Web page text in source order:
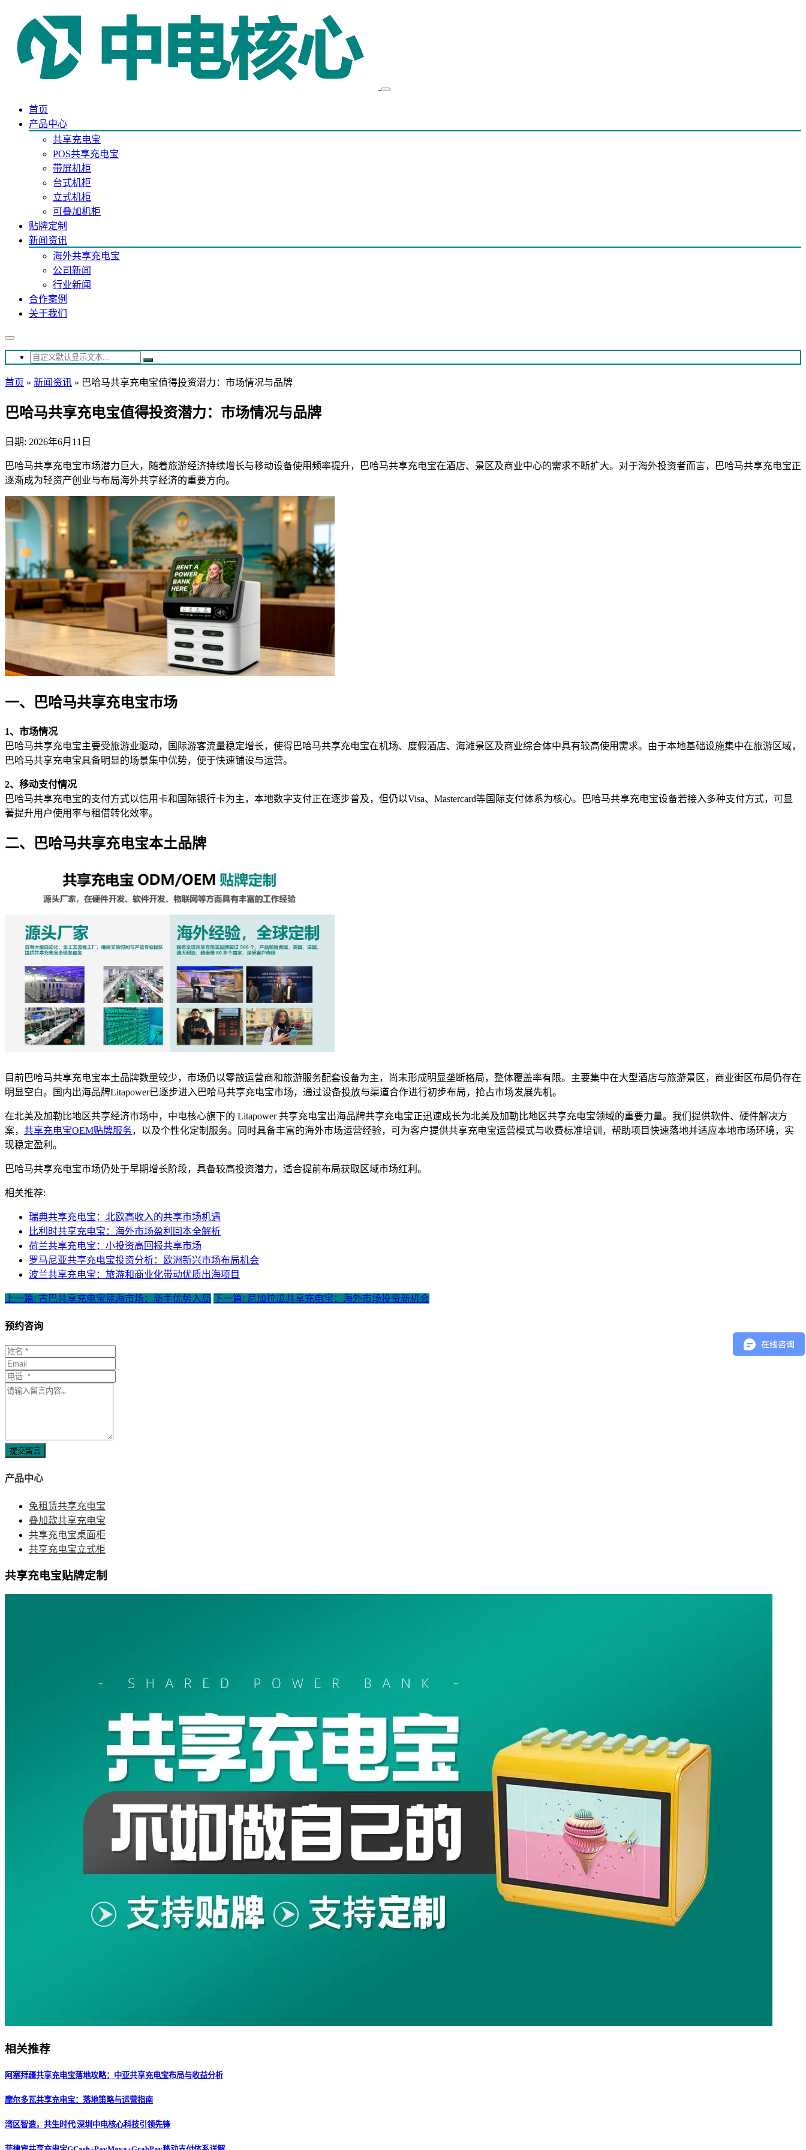
首页
产品中心
共享充电宝
POS共享充电宝
带屏机柜
台式机柜
立式机柜
可叠加机柜
贴牌定制
新闻资讯
海外共享充电宝
公司新闻
行业新闻
合作案例
关于我们
首页 » 新闻资讯 » 巴哈马共享充电宝值得投资潜力：市场情况与品牌
巴哈马共享充电宝值得投资潜力：市场情况与品牌
日期: 2026年6月11日
巴哈马共享充电宝市场潜力巨大，随着旅游经济持续增长与移动设备使用频率提升，巴哈马共享充电宝在酒店、景区及商业中心的需求不断扩大。对于海外投资者而言，巴哈马共享充电宝正
逐渐成为轻资产创业与布局海外共享经济的重要方向。
一、巴哈马共享充电宝市场
1、市场情况
巴哈马共享充电宝主要受旅游业驱动，国际游客流量稳定增长，使得巴哈马共享充电宝在机场、度假酒店、海滩景区及商业综合体中具有较高使用需求。由于本地基础设施集中在旅游区域，
巴哈马共享充电宝具备明显的场景集中优势，便于快速铺设与运营。
2、移动支付情况
巴哈马共享充电宝的支付方式以信用卡和国际银行卡为主，本地数字支付正在逐步普及，但仍以Visa、Mastercard等国际支付体系为核心。巴哈马共享充电宝设备若接入多种支付方式，可显
著提升用户使用率与租借转化效率。
二、巴哈马共享充电宝本土品牌
目前巴哈马共享充电宝本土品牌数量较少，市场仍以零散运营商和旅游服务配套设备为主，尚未形成明显垄断格局，整体覆盖率有限。主要集中在大型酒店与旅游景区，商业街区布局仍存在
明显空白。国内出海品牌Litapower已逐步进入巴哈马共享充电宝市场，通过设备投放与渠道合作进行初步布局，抢占市场发展先机。
在北美及加勒比地区共享经济市场中，中电核心旗下的 Litapower 共享充电宝出海品牌共享充电宝正迅速成长为北美及加勒比地区共享充电宝领域的重要力量。我们提供软件、硬件解决方
案， 共享充电宝OEM贴牌服务，以及个性化定制服务。同时具备丰富的海外市场运营经验，可为客户提供共享充电宝运营模式与收费标准培训，帮助项目快速落地并适应本地市场环境，实
现稳定盈利。
巴哈马共享充电宝市场仍处于早期增长阶段，具备较高投资潜力，适合提前布局获取区域市场红利。
相关推荐:
瑞典共享充电宝：北欧高收入的共享市场机遇
比利时共享充电宝：海外市场盈利回本全解析
荷兰共享充电宝：小投资高回报共享市场
罗马尼亚共享充电宝投资分析：欧洲新兴市场布局机会
波兰共享充电宝：旅游和商业化带动优质出海项目
上一篇: 古巴共享充电宝蓝海市场：新手优势入局 下一篇: 尼加拉瓜共享充电宝：海外市场投资新机会
预约咨询
提交留言
产品中心
免租赁共享充电宝
叠加款共享充电宝
共享充电宝桌面柜
共享充电宝立式柜
共享充电宝贴牌定制
相关推荐
阿塞拜疆共享充电宝落地攻略：中亚共享充电宝布局与收益分析
摩尔多瓦共享充电宝：落地策略与运营指南
湾区智造，共生时代|深圳中电核心科技引领先锋